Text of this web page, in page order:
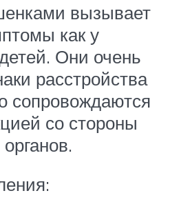
вызывает
как у
Они очень
расстройства
сопровождаются
со стороны